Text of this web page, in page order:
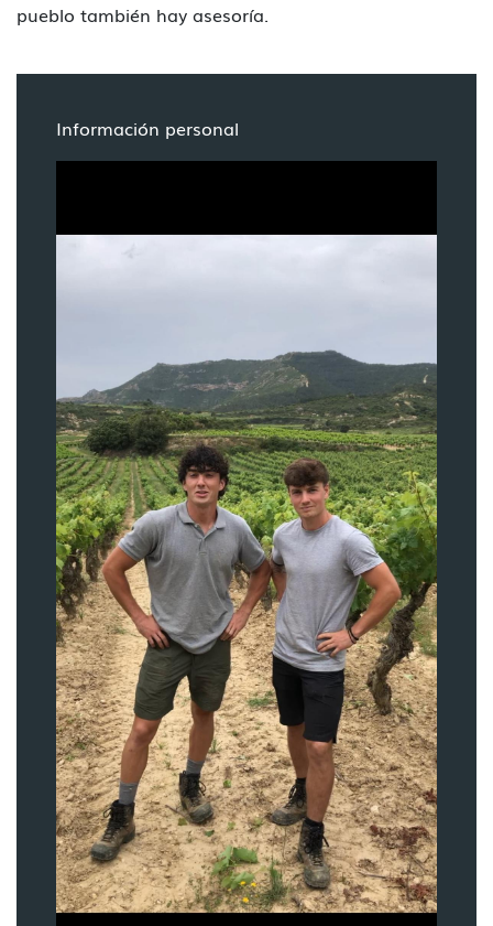
pueblo también hay asesoría.
Información personal